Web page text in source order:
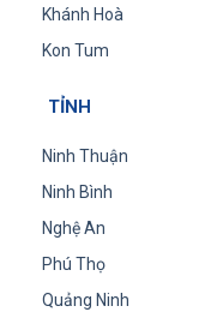
Khánh Hoà
Kon Tum
TỈNH
Ninh Thuận
Ninh Bình
Nghệ An
Phú Thọ
Quảng Ninh